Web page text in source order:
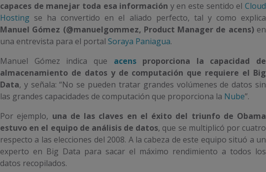
capaces de manejar toda esa información y en este sentido elCloud
Hosting se ha convertido en el aliado perfecto, tal y como explica
Manuel Gómez (@manuelgommez, Product Manager de acens)en
una entrevista para el portal Soraya Paniagua.
Manuel Gómez indica que acensproporciona la capacidad de
almacenamiento de datos y de computación que requiere el Big
Data, y señala: “No se pueden tratar grandes volúmenes de datos sin
las grandes capacidades de computación que proporciona la Nube”.
Por ejemplo, una de las claves en el éxito del triunfo de Obama
estuvo en el equipo de análisis de datos, que se multiplicó por cuatro
respecto a las elecciones del 2008. A la cabeza de este equipo situó a un
experto en Big Data para sacar el máximo rendimiento a todos los
datos recopilados.